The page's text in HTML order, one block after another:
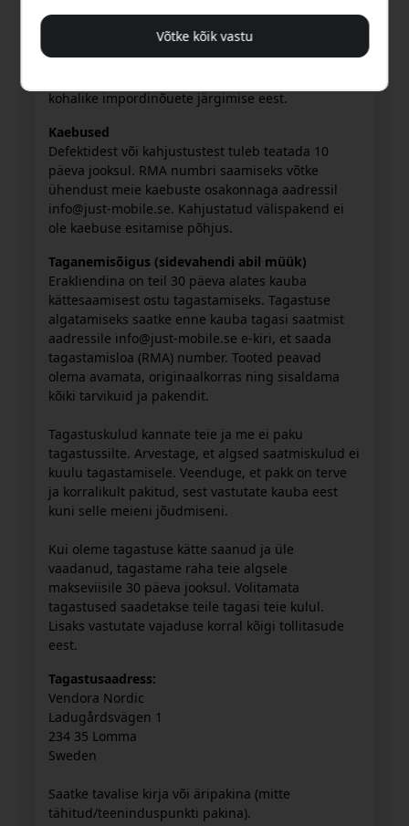
ametiasutused ja nende eest vastutab klient. Me
ei kogu ega hüvita neid. Tellimuse esitamisel
väljapoole EL-i kohaletoimetamiseks vastutab
kohalike impordinõuete järgimise eest.
Kaebused
Defektidest või kahjustustest tuleb teatada 10
päeva jooksul. RMA numbri saamiseks võtke
ühendust meie kaebuste osakonnaga aadressil
info@just-mobile.se. Kahjustatud välispakend ei
ole kaebuse esitamise põhjus.
Taganemisõigus (sidevahendi abil müük)
Erakliendina on teil 30 päeva alates kauba
kättesaamisest ostu tagastamiseks. Tagastuse
algatamiseks saatke enne kauba tagasi saatmist
aadressile info@just-mobile.se e-kiri, et saada
tagastamisloa (RMA) number. Tooted peavad
olema avamata, originaalkorras ning sisaldama
kõiki tarvikuid ja pakendit.
Tagastuskulud kannate teie ja me ei paku
tagastussilte. Arvestage, et algsed saatmiskulud ei
kuulu tagastamisele. Veenduge, et pakk on terve
ja korralikult pakitud, sest vastutate kauba eest
kuni selle meieni jõudmiseni.
Kui oleme tagastuse kätte saanud ja üle
vaadanud, tagastame raha teie algsele
makseviisile 30 päeva jooksul. Volitamata
tagastused saadetakse teile tagasi teie kulul.
Lisaks vastutate vajaduse korral kõigi tollitasude
eest.
Tagastusaadress:
Vendora Nordic
Ladugårdsvägen 1
234 35 Lomma
Sweden
Saatke tavalise kirja või äripakina (mitte
tähitud/teeninduspunkti pakina).
Võtke kõik vastu